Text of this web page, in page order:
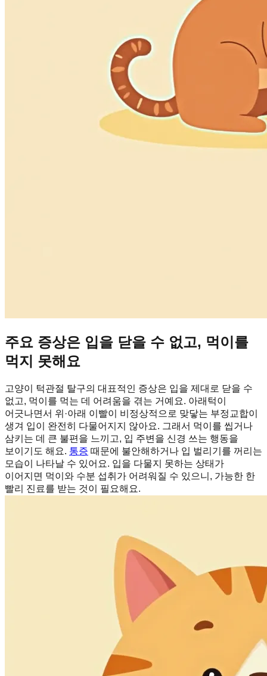
주요 증상은 입을 닫을 수 없고, 먹이를
먹지 못해요
고양이 턱관절 탈구의 대표적인 증상은 입을 제대로 닫을 수
없고, 먹이를 먹는 데 어려움을 겪는 거예요. 아래턱이
어긋나면서 위·아래 이빨이 비정상적으로 맞닿는 부정교합이
생겨 입이 완전히 다물어지지 않아요. 그래서 먹이를 씹거나
삼키는 데 큰 불편을 느끼고, 입 주변을 신경 쓰는 행동을
보이기도 해요. 통증 때문에 불안해하거나 입 벌리기를 꺼리는
모습이 나타날 수 있어요. 입을 다물지 못하는 상태가
이어지면 먹이와 수분 섭취가 어려워질 수 있으니, 가능한 한
빨리 진료를 받는 것이 필요해요.